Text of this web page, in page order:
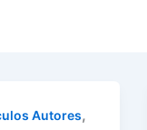
Autores,